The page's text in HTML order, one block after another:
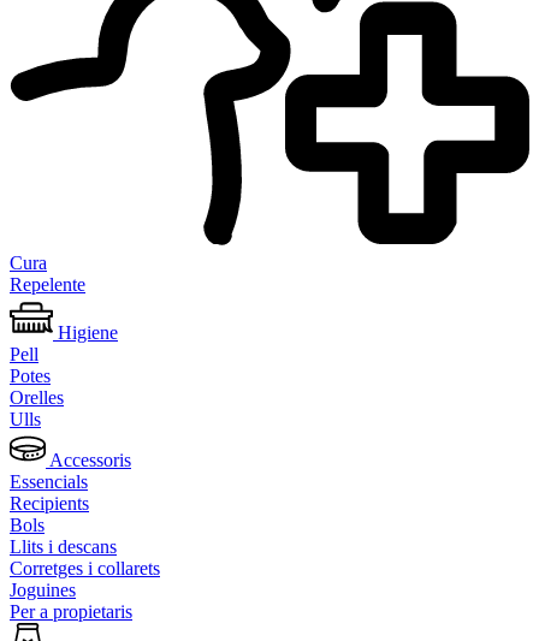
Cura
Repelente
Higiene
Pell
Potes
Orelles
Ulls
Accessoris
Essencials
Recipients
Bols
Llits i descans
Corretges i collarets
Joguines
Per a propietaris